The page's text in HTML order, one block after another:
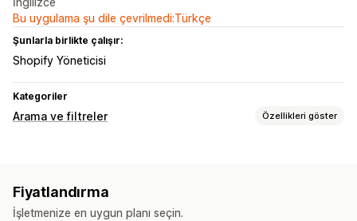
Bu uygulama şu dile çevrilmedi:Türkçe
Şunlarla birlikte çalışır:
Shopify Yöneticisi
Kategoriler
Arama ve filtreler Özellikleri göster
Ekran özelleştirme
Fiyatlandırma
İşletmenize en uygun planı seçin.